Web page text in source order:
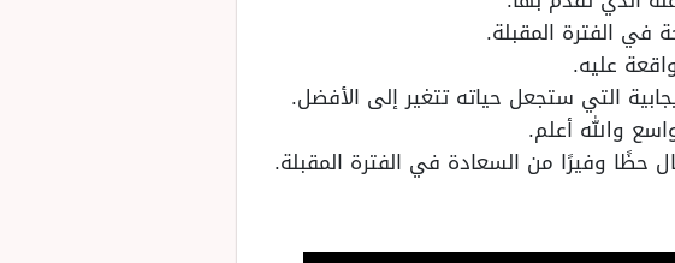
في الفترة المقبلة.
عليه.
التي ستجعل حياته تتغير إلى الأفضل.
والله أعلم.
حظًا وفيرًا من السعادة في الفترة المقبلة.